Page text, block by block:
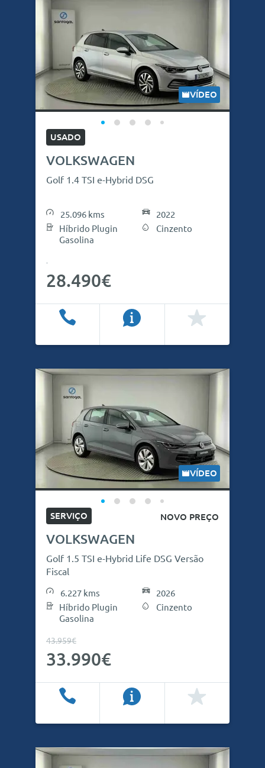
VÍDEO
USADO
VOLKSWAGEN
Golf 1.4 TSI e-Hybrid DSG
25.096 kms
Híbrido Plugin
Gasolina
2022
Cinzento
28.490€
VÍDEO
SERVIÇO NOVO PREÇO
VOLKSWAGEN
Golf 1.5 TSI e-Hybrid Life DSG Versão
Fiscal
6.227 kms
Híbrido Plugin
Gasolina
2026
Cinzento
43.959€
33.990€